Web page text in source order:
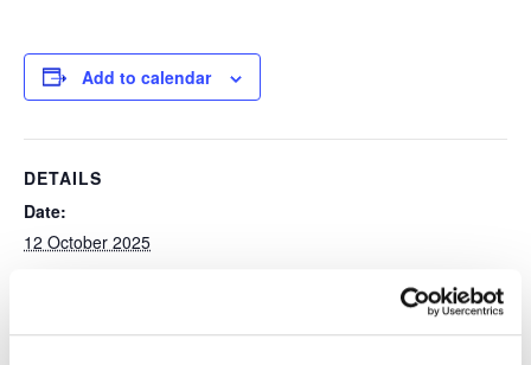
Add to calendar
DETAILS
Date:
12 October 2025